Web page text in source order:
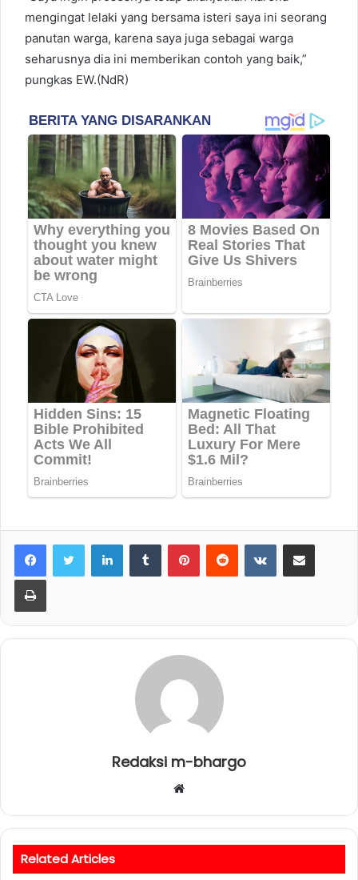
mengingat lelaki yang bersama isteri saya ini seorang
panutan warga, karena saya juga sebagai warga
seharusnya dia ini memberikan contoh yang baik,”
pungkas EW.(NdR)
Redaksi m-bhargo
b
s
Related Articles